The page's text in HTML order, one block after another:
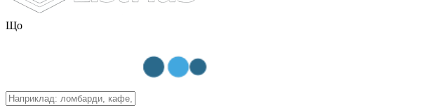
Що